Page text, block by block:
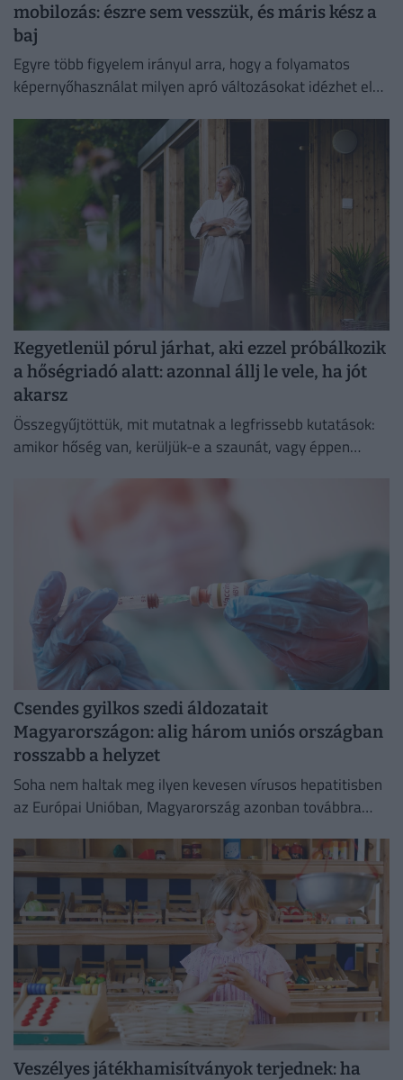
mobilozás: észre sem vesszük, és máris kész a
baj
Egyre több figyelem irányul arra, hogy a folyamatos
képernyőhasználat milyen apró változásokat idézhet elő
Kegyetlenül pórul járhat, aki ezzel próbálkozik
a hőségriadó alatt: azonnal állj le vele, ha jót
akarsz
Összegyűjtöttük, mit mutatnak a legfrissebb kutatások:
amikor hőség van, kerüljük-e a szaunát, vagy éppen
Csendes gyilkos szedi áldozatait
Magyarországon: alig három uniós országban
rosszabb a helyzet
Soha nem haltak meg ilyen kevesen vírusos hepatitisben
az Európai Unióban, Magyarország azonban továbbra
Veszélyes játékhamisítványok terjednek: ha